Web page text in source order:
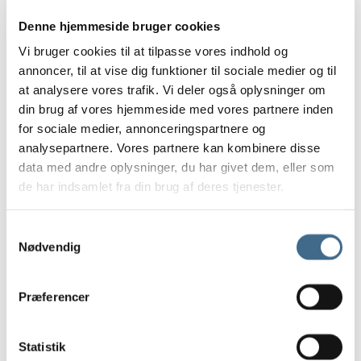
Denne hjemmeside bruger cookies
Vi bruger cookies til at tilpasse vores indhold og
annoncer, til at vise dig funktioner til sociale medier og til
at analysere vores trafik. Vi deler også oplysninger om
din brug af vores hjemmeside med vores partnere inden
for sociale medier, annonceringspartnere og
analysepartnere. Vores partnere kan kombinere disse
data med andre oplysninger, du har givet dem, eller som
de har indsamlet fra din brug af deres tjenester.
Nødvendig
Præferencer
Statistik
Kurve
Potter og krukker
Underskåle Berit
35 cm
Bergs Potter – Julie
Bergs Potter – Modena
Bergs Potter – Hoff
Potter
Tekstiler